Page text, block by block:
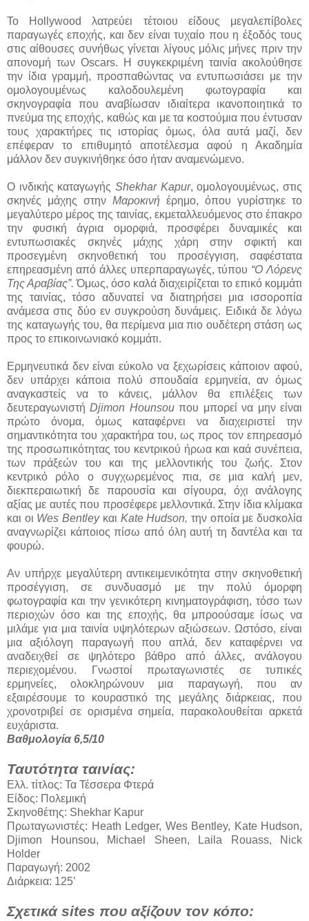
Το Hollywood λατρεύει τέτοιου είδους μεγαλεπίβολες
παραγωγές εποχής, και δεν είναι τυχαίο που η έξοδός τους
στις αίθουσες συνήθως γίνεται λίγους μόλις μήνες πριν την
απονομή των Oscars. Η συγκεκριμένη ταινία ακολούθησε
την ίδια γραμμή, προσπαθώντας να εντυπωσιάσει με την
ομολογουμένως καλοδουλεμένη φωτογραφία και
σκηνογραφία που αναβίωσαν ιδιαίτερα ικανοποιητικά το
πνεύμα της εποχής, καθώς και με τα κοστούμια που έντυσαν
τους χαρακτήρες τις ιστορίας όμως, όλα αυτά μαζί, δεν
επέφεραν το επιθυμητό αποτέλεσμα αφού η Ακαδημία
μάλλον δεν συγκινήθηκε όσο ήταν αναμενώμενο.
Ο ινδικής καταγωγής Shekhar Kapur, ομολογουμένως, στις
σκηνές μάχης στην Μαροκινή έρημο, όπου γυρίστηκε το
μεγαλύτερο μέρος της ταινίας, εκμεταλλευόμενος στο έπακρο
την φυσική άγρια ομορφιά, προσφέρει δυναμικές και
εντυπωσιακές σκηνές μάχης χάρη στην σφικτή και
προσεγμένη σκηνοθετική του προσέγγιση, σαφέστατα
επηρεασμένη από άλλες υπερπαραγωγές, τύπου “Ο Λόρενς
Της Αραβίας”. Όμως, όσο καλά διαχειρίζεται το επικό κομμάτι
της ταινίας, τόσο αδυνατεί να διατηρήσει μια ισσοροπία
ανάμεσα στις δύο εν συγκρούση δυνάμεις. Ειδικά δε λόγω
της καταγωγής του, θα περίμενα μια πιο ουδέτερη στάση ως
προς το επικοινωνιακό κομμάτι.
Ερμηνευτικά δεν είναι εύκολο να ξεχωρίσεις κάποιον αφού,
δεν υπάρχει κάποια πολύ σπουδαία ερμηνεία, αν όμως
αναγκαστείς να το κάνεις, μάλλον θα επιλέξεις των
δευτεραγωνιστήDjimon Hounsouπου μπορεί να μην είναι
πρώτο όνομα, όμως καταφέρνει να διαχειριστεί την
σημαντικότητα του χαρακτήρα του, ως προς τον επηρεασμό
της προσωπικότητας του κεντρικού ήρωα και καά συνέπεια,
των πράξεών του και της μελλοντικής του ζωής. Στον
κεντρικό ρόλο ο συγχωρεμένος πια, σε μια καλή μεν,
διεκπεραιωτική δε παρουσία και σίγουρα, όχι ανάλογης
αξίας με αυτές που προσέφερε μελλοντικά. Στην ίδια κλίμακα
και οι Wes Bentleyκαι Kate Hudson, την οποία με δυσκολία
αναγνωρίζει κάποιος πίσω από όλη αυτή τη δαντέλα και τα
φουρώ.
Αν υπήρχε μεγαλύτερη αντικειμενικότητα στην σκηνοθετική
προσέγγιση, σε συνδυασμό με την πολύ όμορφη
φωτογραφία και την γενικότερη κινηματογράφιση, τόσο των
περιοχών όσο και της εποχής, θα μπροούσαμε ίσως να
μιλάμε για μια ταινία υψηλότερων αξιώσεων. Ωστόσο, είναι
μια αξιόλογη παραγωγή που απλά, δεν καταφέρνει να
αναδειχθεί σε ψηλότερο βάθρο από άλλες, ανάλογου
περιεχομένου. Γνωστοί πρωταγωνιστές σε τυπικές
ερμηνείες, ολοκληρώνουν μια παραγωγή, που αν
εξαιρέσουμε το κουραστικό της μεγάλης διάρκειας, που
χρονοτριβεί σε ορισμένα σημεία, παρακολουθείται αρκετά
ευχάριστα.
Βαθμολογία 6,5/10
Ταυτότητα ταινίας:
Ελλ. τίτλος: Τα Τέσσερα Φτερά
Είδος: Πολεμική
Σκηνοθέτης: Shekhar Kapur
Πρωταγωνιστές: Heath Ledger, Wes Bentley, Kate Hudson,
Djimon Hounsou, Michael Sheen, Laila Rouass, Nick
Holder
Παραγωγή: 2002
Διάρκεια: 125’
Σχετικά sites που αξίζουν τον κόπο: